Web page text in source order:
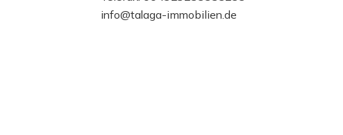
info@talaga-immobilien.de